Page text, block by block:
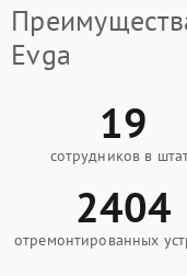
Evga
19
сотрудников в
2404
отремонтированных